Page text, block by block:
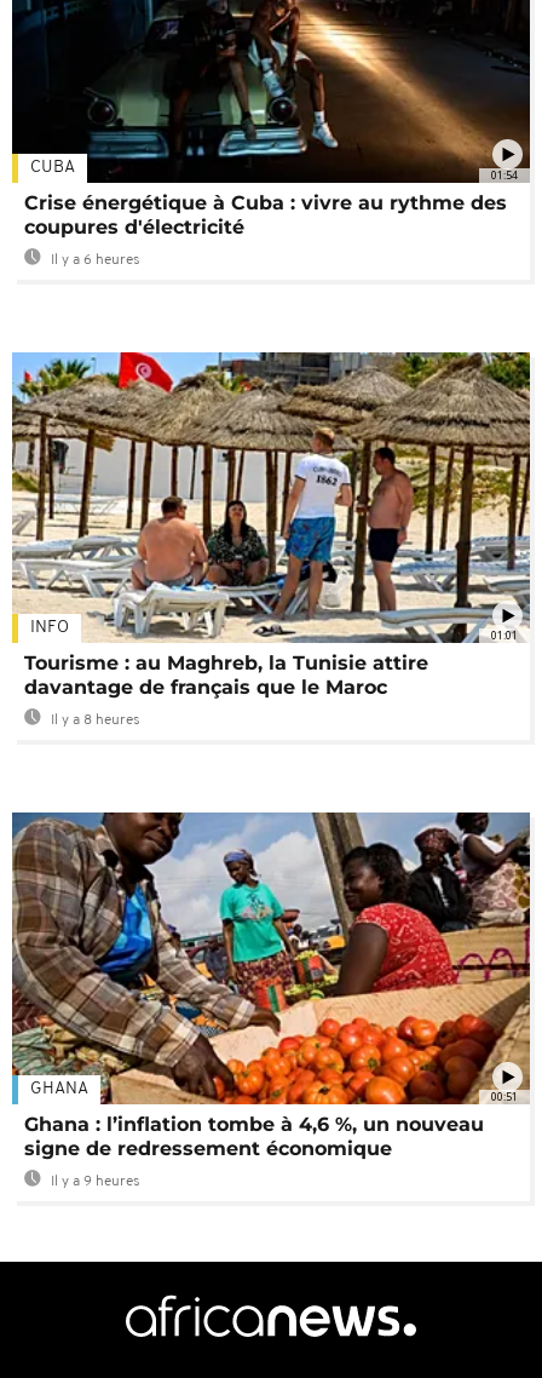
01:54
CUBA
Crise énergétique à Cuba : vivre au rythme des
coupures d'électricité
Il y a 6 heures
01:01
INFO
Tourisme : au Maghreb, la Tunisie attire
davantage de français que le Maroc
Il y a 8 heures
00:51
GHANA
Ghana : l’inflation tombe à 4,6 %, un nouveau
signe de redressement économique
Il y a 9 heures